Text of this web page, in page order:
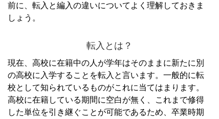
前に、転入と編入の違いについてよく理解しておきま
しょう。
転入とは？
現在、高校に在籍中の人が学年はそのままに新たに別
の高校に入学することを転入と言います。 一般的に転
校として知られているものがこれに当てはまります。
高校に在籍している期間に空白が無く、これまで修得
した単位を引き継ぐことが可能であるため、卒業時期